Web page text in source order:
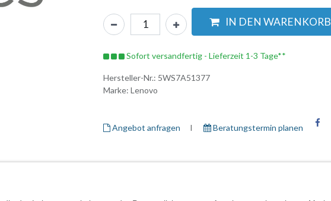
IN DEN WARENKORB
Sofort versandfertig - Lieferzeit 1-3 Tage**
Hersteller-Nr.: 5WS7A51377
Marke: Lenovo
Angebot anfragen I ​ Beratungstermin planen